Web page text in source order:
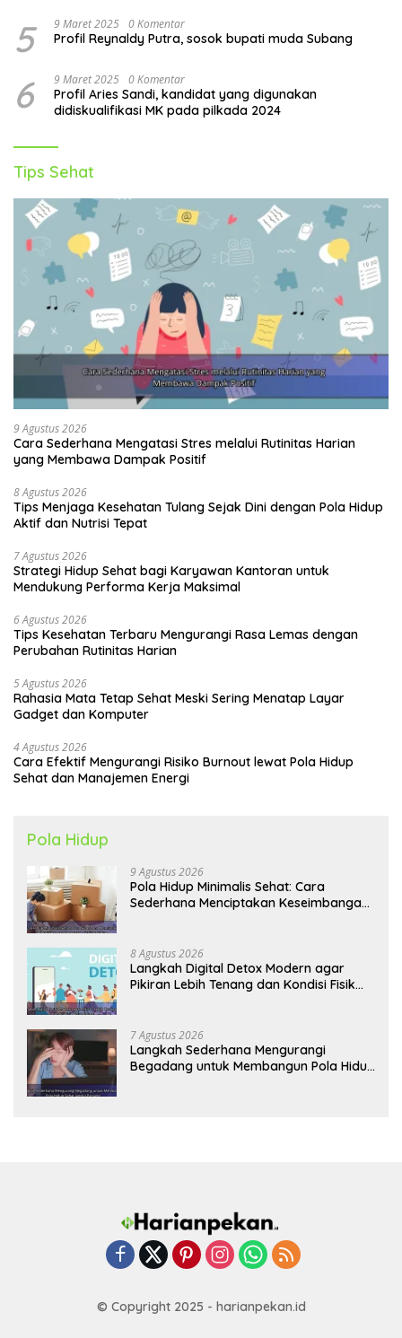
5 9 Maret 2025 0 Komentar
Profil Reynaldy Putra, sosok bupati muda Subang
6 9 Maret 2025 0 Komentar
Profil Aries Sandi, kandidat yang digunakan
didiskualifikasi MK pada pilkada 2024
Tips Sehat
9 Agustus 2026
Cara Sederhana Mengatasi Stres melalui Rutinitas Harian
yang Membawa Dampak Positif
8 Agustus 2026
Tips Menjaga Kesehatan Tulang Sejak Dini dengan Pola Hidup
Aktif dan Nutrisi Tepat
7 Agustus 2026
Strategi Hidup Sehat bagi Karyawan Kantoran untuk
Mendukung Performa Kerja Maksimal
6 Agustus 2026
Tips Kesehatan Terbaru Mengurangi Rasa Lemas dengan
Perubahan Rutinitas Harian
5 Agustus 2026
Rahasia Mata Tetap Sehat Meski Sering Menatap Layar
Gadget dan Komputer
4 Agustus 2026
Cara Efektif Mengurangi Risiko Burnout lewat Pola Hidup
Sehat dan Manajemen Energi
Pola Hidup
9 Agustus 2026
Pola Hidup Minimalis Sehat: Cara
Sederhana Menciptakan Keseimbangan
8 Agustus 2026
Langkah Digital Detox Modern agar
Pikiran Lebih Tenang dan Kondisi Fisik
7 Agustus 2026
Langkah Sederhana Mengurangi
Begadang untuk Membangun Pola Hidup
© Copyright 2025 - harianpekan.id